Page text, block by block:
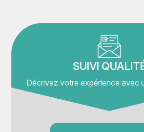
SUIVI
Décrivez votre expérience avec